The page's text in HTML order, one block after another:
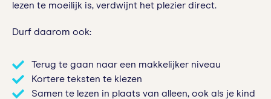
lezen te moeilijk is, verdwijnt het plezier direct.
Durf daarom ook:
Terug te gaan naar een makkelijker niveau
Kortere teksten te kiezen
Samen te lezen in plaats van alleen, ook als je kind